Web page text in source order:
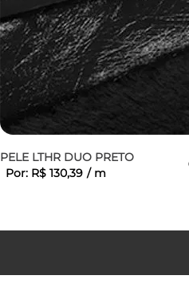
PELE LTHR DUO PRETO
Por: R$ 130,39 / m